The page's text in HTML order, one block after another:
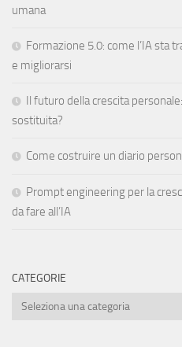
umana
Formazione 5.0: come l’IA sta
e migliorarsi
Il futuro della crescita
sostituita?
Come costruire un diario
Prompt engineering per la
da fare all’IA
CATEGORIE
Categorie